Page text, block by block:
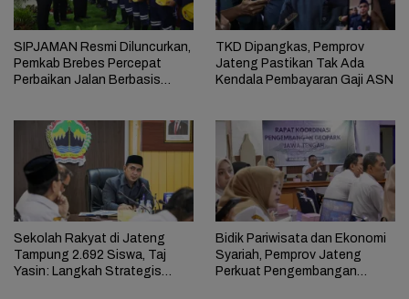
SIPJAMAN Resmi Diluncurkan,
Pemkab Brebes Percepat
Perbaikan Jalan Berbasis
TKD Dipangkas, Pemprov
Jateng Pastikan Tak Ada
Kendala Pembayaran Gaji ASN
Sekolah Rakyat di Jateng
Tampung 2.692 Siswa, Taj
Yasin: Langkah Strategis
Bidik Pariwisata dan Ekonomi
Syariah, Pemprov Jateng
Perkuat Pengembangan